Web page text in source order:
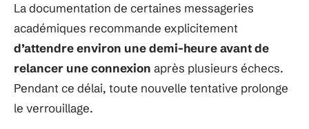
La documentation de certaines messageries
académiques recommande explicitement
d’attendre environ une demi-heure avant de
relancer une connexion après plusieurs échecs.
Pendant ce délai, toute nouvelle tentative prolonge
le verrouillage.